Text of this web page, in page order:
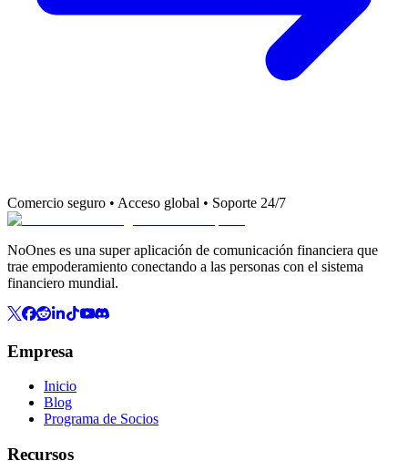
Comercio seguro • Acceso global • Soporte 24/7
NoOnes es una super aplicación de comunicación financiera que
trae empoderamiento conectando a las personas con el sistema
financiero mundial.
Empresa
Inicio
Blog
Programa de Socios
Recursos